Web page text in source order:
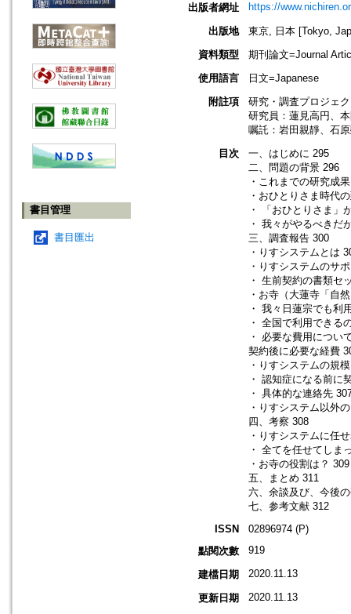
書目管理
書目匯出
出版者網址
https://
出版地
東京, 日本 [Tokyo,
資料類型
期刊論文=Journal
使用語言
日文=Japanese
附註項
研究・調査プロジェ
研究員：蓮見高円、
嘱託：岩田親靜、石
目次
一、はじめに 295
二、問題の背景 296
・これまでの研究成
・おひとりさま時代
・ 「おひとりさま」
・ 我々がやるべき
三、調査報告 300
・りすシステムとは
・りすシステムのサ
・ 生前契約の書類セ
・お寺（大蓮寺「自
・ 我々日蓮宗でも利
・ 全国で利用できる
・ 必要な費用につい
契約後に必要な経費
・りすシステムの規
・ 認知症になる前に
・ 具体的な連絡先
・りすシステム以外
四、考察 308
・りすシステムに任
・ 全てを任せてしま
・お寺の役割は？ 309
五、まとめ 311
六、余談及び、今後
七、参考文献 312
ISSN
02896974 (P)
點閱次數
919
建檔日期 2020.11.13
更新日期 2020.11.13